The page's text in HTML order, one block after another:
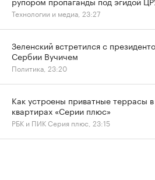
Технологии и медиа, 23:27
Зеленский встретился с
Сербии Вучичем
Политика, 23:20
Как устроены приватные террасы в
квартирах «Серии плюс»
РБК и ПИК Серия плюс, 23:15